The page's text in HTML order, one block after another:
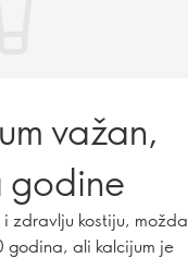
važan,
godine
zdravlju kostiju, možda
godina, ali kalcijum je